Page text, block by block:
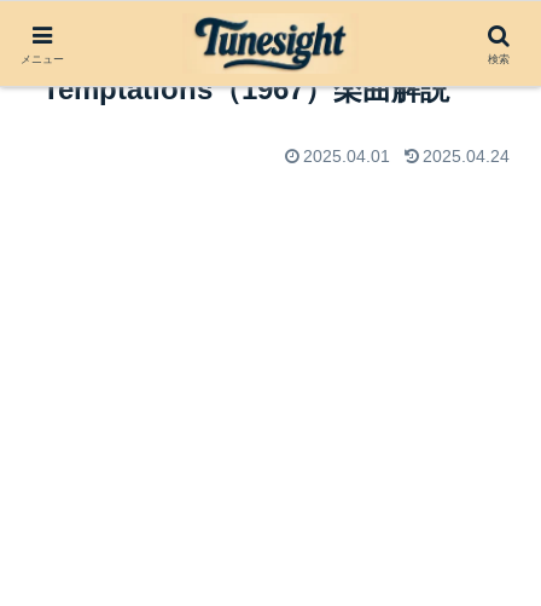
I Wish It Would Rain by The
Temptations（1967）楽曲解説
2025.04.01 2025.04.24
メニュー 検索